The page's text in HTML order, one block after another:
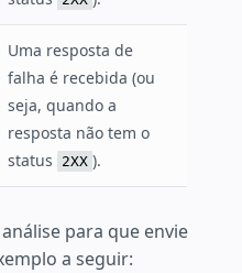
Uma resposta de
falha é recebida (ou
seja, quando a
resposta não tem o
status
2XX ).
para que envie
a seguir: